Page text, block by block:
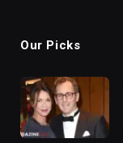
Our Picks